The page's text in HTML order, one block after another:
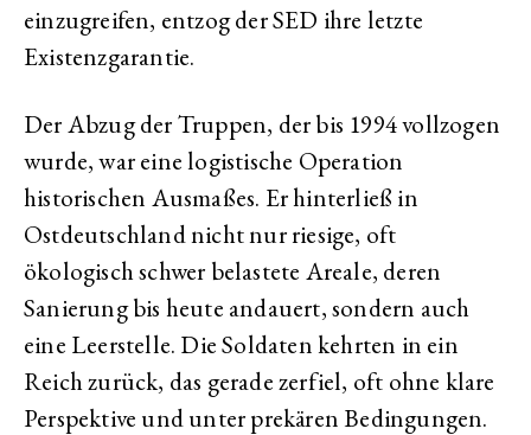
einzugreifen, entzog der SED ihre letzte
Existenzgarantie.
Der Abzug der Truppen, der bis 1994 vollzogen
wurde, war eine logistische Operation
historischen Ausmaßes. Er hinterließ in
Ostdeutschland nicht nur riesige, oft
ökologisch schwer belastete Areale, deren
Sanierung bis heute andauert, sondern auch
eine Leerstelle. Die Soldaten kehrten in ein
Reich zurück, das gerade zerfiel, oft ohne klare
Perspektive und unter prekären Bedingungen.